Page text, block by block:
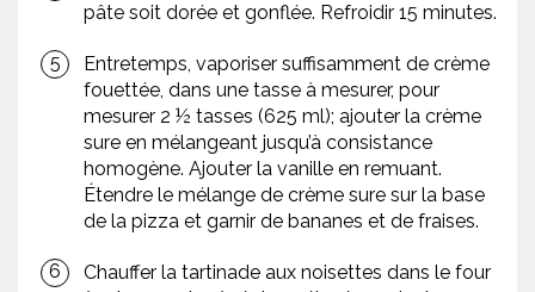
pâte soit dorée et gonflée. Refroidir 15 minutes.
Entretemps, vaporiser suffisamment de crème
fouettée, dans une tasse à mesurer, pour
mesurer 2 ½ tasses (625 ml); ajouter la crème
sure en mélangeant jusqu’à consistance
homogène. Ajouter la vanille en remuant.
Étendre le mélange de crème sure sur la base
de la pizza et garnir de bananes et de fraises.
Chauffer la tartinade aux noisettes dans le four